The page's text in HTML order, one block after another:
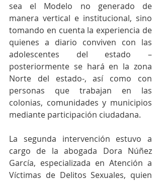
sea el Modelo no generado de
manera vertical e institucional, sino
tomando en cuenta la experiencia de
quienes a diario conviven con las
adolescentes del estado –
posteriormente se hará en la zona
Norte del estado-, así como con
personas que trabajan en las
colonias, comunidades y municipios
mediante participación ciudadana.
La segunda intervención estuvo a
cargo de la abogada Dora Núñez
García, especializada en Atención a
Víctimas de Delitos Sexuales, quien